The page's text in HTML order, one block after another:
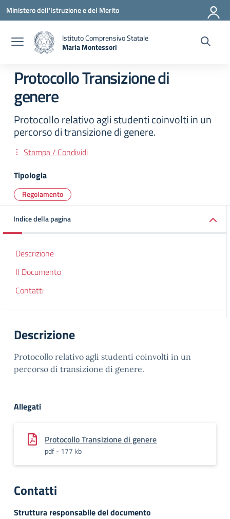
Vai ai contenuti
Vai al menu di navigazione
Vai al footer
Ministero dell'Istruzione e del Merito
Istituto Comprensivo Statale
Maria Montessori
Protocollo Transizione di
genere
Protocollo relativo agli studenti coinvolti in un
percorso di transizione di genere.
Stampa / Condividi
Tipologia
Regolamento
Indice della pagina
Descrizione
Il Documento
Contatti
Descrizione
Protocollo relativo agli studenti coinvolti in un
percorso di transizione di genere.
Allegati
Protocollo Transizione di genere
pdf - 177 kb
Contatti
Struttura responsabile del documento